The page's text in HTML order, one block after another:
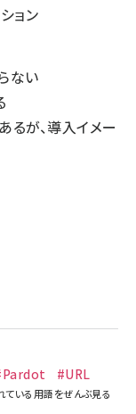
ョン
ない
るが、導入イメー
#URL